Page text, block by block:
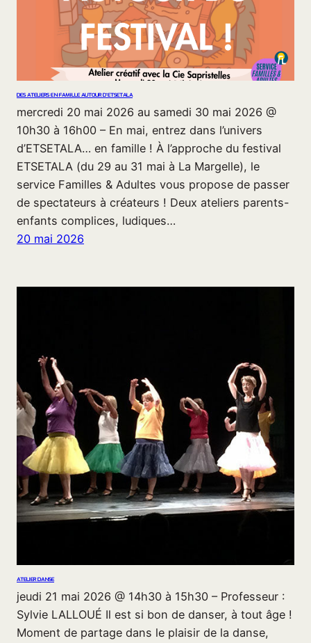
DES ATELIERS EN FAMILLE AUTOUR D’ETSETALA
mercredi 20 mai 2026 au samedi 30 mai 2026 @
10h30 à 16h00 – En mai, entrez dans l’univers
d’ETSETALA… en famille ! À l’approche du festival
ETSETALA (du 29 au 31 mai à La Margelle), le
service Familles & Adultes vous propose de passer
de spectateurs à créateurs ! Deux ateliers parents-
enfants complices, ludiques…
20 mai 2026
ATELIER DANSE
jeudi 21 mai 2026 @ 14h30 à 15h30 – Professeur :
Sylvie LALLOUÉ Il est si bon de danser, à tout âge !
Moment de partage dans le plaisir de la danse,